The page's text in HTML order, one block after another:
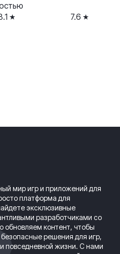
7.6
мир игр и приложений для
платформа для
эксклюзивные
разработчиками со
обновляем контент, чтобы
решения для игр,
повседневной жизни. С нами